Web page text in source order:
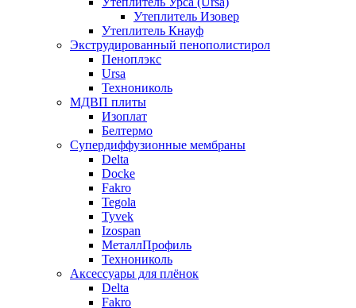
Утеплитель Изовер
Утеплитель Кнауф
Экструдированный пенополистирол
Пеноплэкс
Ursa
Технониколь
МДВП плиты
Изоплат
Белтермо
Супердиффузионные мембраны
Delta
Docke
Fakro
Tegola
Tyvek
Izospan
МеталлПрофиль
Технониколь
Аксессуары для плёнок
Delta
Fakro